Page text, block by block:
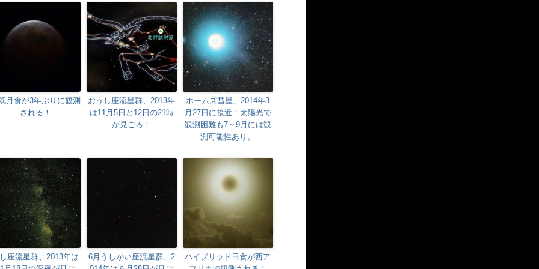
月食が3年ぶりに観測
される！
おうし座流星群、2013年
は11月5日と12日の21時
が見ごろ！
ホームズ彗星、2014年3
月27日に接近！太陽光で
観測困難も7～9月には観
測可能性あり。
座流星群、2013年は
6月うしかい座流星群、2
ハイブリッド日食が西ア